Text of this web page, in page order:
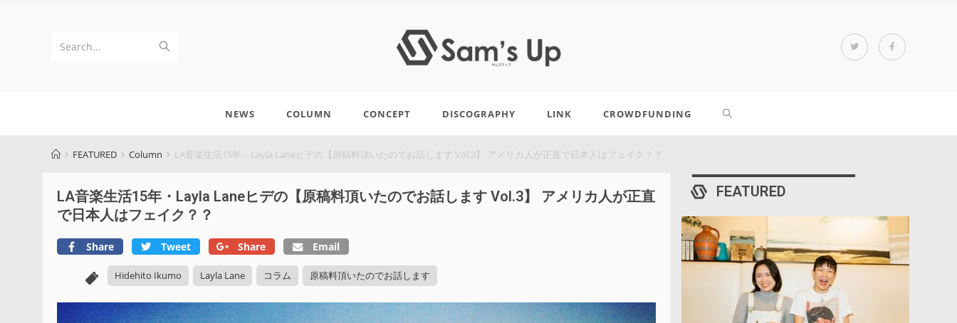
Search...
NEWS COLUMN CONCEPT DISCOGRAPHY LINK CROWDFUNDING
FEATURED Column LA音楽生活15年・Layla Laneヒデの【原稿料頂いたのでお話します Vol.3】 アメリカ人が正直で日本人はフェイク？？
LA音楽生活15年・Layla Laneヒデの【原稿料頂いたのでお話します Vol.3】 アメリカ人が正直
で日本人はフェイク？？
Share Tweet Share Email
Hidehito Ikumo Layla Lane コラム 原稿料頂いたのでお話します
FEATURED